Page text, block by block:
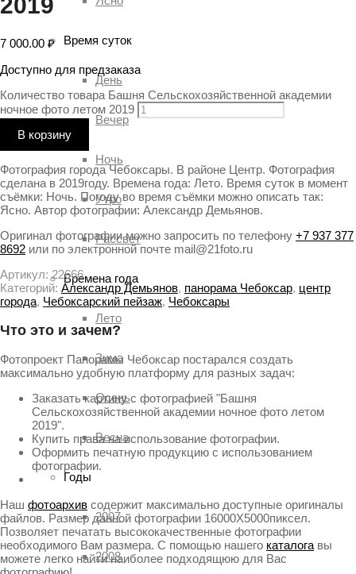
Время суток
День
Вечер
Ночь
Утро
Рассвет
Времена года
Лето
Зима
Осень
Весна
Годы
2007
2008
2019
7 000.00 ₽
Доступно для предзаказа
Количество товара Башня Сельскохозяйственной академии
ночное фото летом 2019
В корзину
Фотография города Чебоксары. В районе Центр. Фотография
сделана в 2019году. Времена года: Лето. Время суток в момент
съёмки: Ночь. Погоду во время съёмки можно описать так:
Ясно. Автор фотографии: Александр Демьянов.
Оригинал фотографии можно запросить по телефону +7 937 377
8692 или по электронной почте mail@21foto.ru
Артикул:22666
Категорий: Александр Демьянов, панорама Чебоксар, центр
города, Чебоксарский пейзаж, Чебоксары
Что это и зачем?
Фотопроект Панорамы Чебоксар постарался создать
максимально удобную платформу для разных задач:
Заказать картину с фотографией "Башня
Сельскохозяйственной академии ночное фото летом
2019".
Купить права на использование фотографии.
Оформить печатную продукцию с использованием
фотографии.
Наш фотоархив содержит максимально доступные оригиналы
файлов. Размер данной фотографии 16000X5000пиксел.
Позволяет печатать высококачественные фотографии
необходимого Вам размера. С помощью нашего каталога вы
можете легко найти наиболее подходящюю для Вас